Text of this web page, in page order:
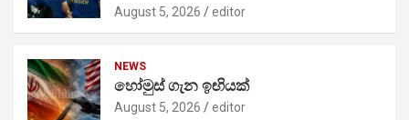
August 5, 2026 editor
NEWS
හෝමුස් ගැන ඉඟියක්
August 5, 2026 editor